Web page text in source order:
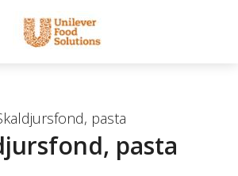
pasta
pasta